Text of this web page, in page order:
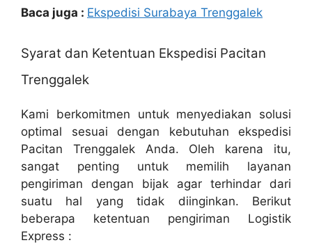
Baca juga : Ekspedisi Surabaya Trenggalek
Syarat dan Ketentuan Ekspedisi Pacitan
Trenggalek
Kami berkomitmen untuk menyediakan solusi
optimal sesuai dengan kebutuhan ekspedisi
Pacitan Trenggalek Anda. Oleh karena itu,
sangat penting untuk memilih layanan
pengiriman dengan bijak agar terhindar dari
suatu hal yang tidak diinginkan. Berikut
beberapa ketentuan pengiriman Logistik
Express :